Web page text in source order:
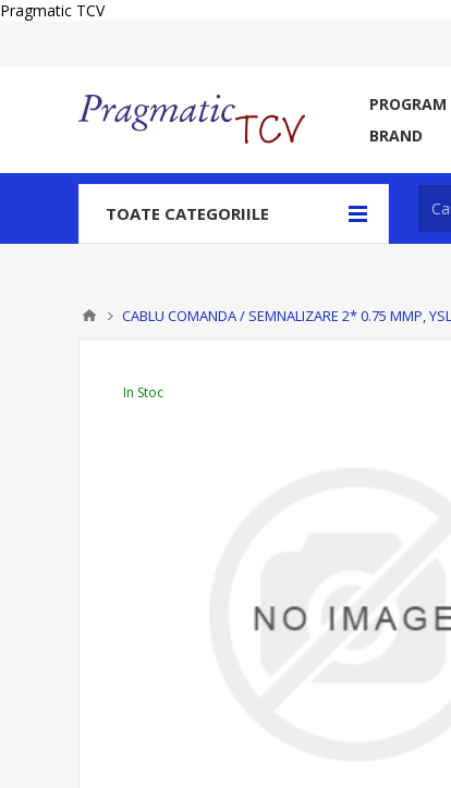
Pragmatic TCV
BRAND
TOATE CATEGORIILE
CABLU COMANDA / SEMNALIZARE 2* 0.75 MMP,
In Stoc